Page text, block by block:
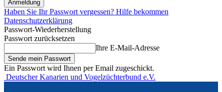
Haben Sie Ihr Passwort vergessen? Hilfe bekommen
Datenschutzerklärung
Passwort-Wiederherstellung
Passwort zurücksetzen
Ihre E-Mail-Adresse
Ein Passwort wird Ihnen per Email zugeschickt.
Deutscher Kanarien und Vogelzüchterbund e.V.